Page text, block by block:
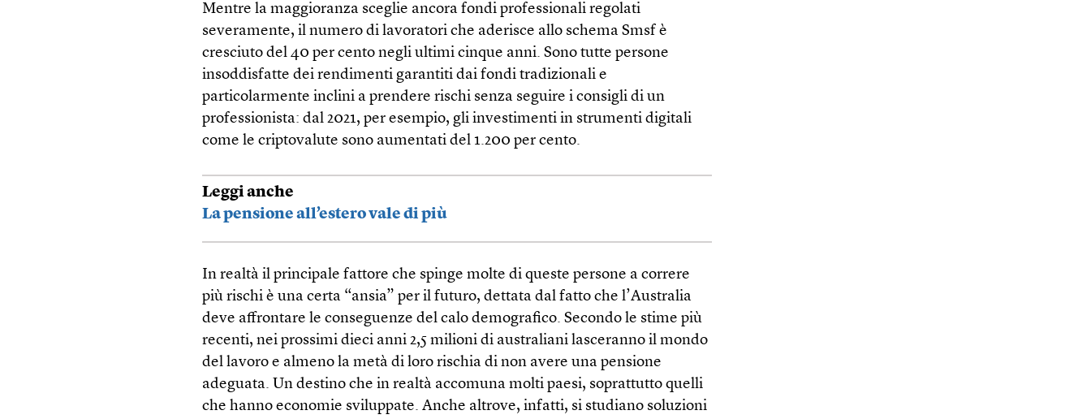
Mentre la maggioranza sceglie ancora fondi professionali regolati
severamente, il numero di lavoratori che aderisce allo schema Smsf è
cresciuto del 40 per cento negli ultimi cinque anni. Sono tutte persone
insoddisfatte dei rendimenti garantiti dai fondi tradizionali e
particolarmente inclini a prendere rischi senza seguire i consigli di un
professionista: dal 2021, per esempio, gli investimenti in strumenti digitali
come le criptovalute sono aumentati del 1.200 per cento.
Leggi anche
La pensione all’estero vale di più
In realtà il principale fattore che spinge molte di queste persone a correre
più rischi è una certa “ansia” per il futuro, dettata dal fatto che l’Australia
deve affrontare le conseguenze del calo demografico. Secondo le stime più
recenti, nei prossimi dieci anni 2,5 milioni di australiani lasceranno il mondo
del lavoro e almeno la metà di loro rischia di non avere una pensione
adeguata. Un destino che in realtà accomuna molti paesi, soprattutto quelli
che hanno economie sviluppate. Anche altrove, infatti, si studiano soluzioni